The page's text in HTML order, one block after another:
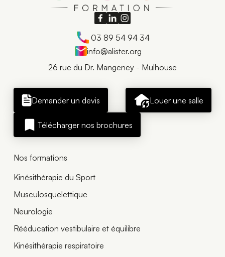
03 89 54 94 34
info@alister.org
26 rue du Dr. Mangeney - Mulhouse
Demander un devis Louer une salle
Télécharger nos brochures
Nos formations
Kinésithérapie du Sport
Musculosquelettique
Neurologie
Rééducation vestibulaire et équilibre
Kinésithérapie respiratoire